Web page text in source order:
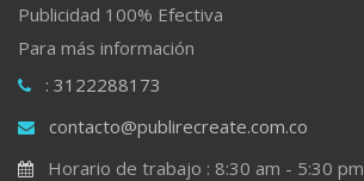
Publicidad 100% Efectiva
Para más información
: 3122288173
contacto@publirecreate.com.co
Horario de trabajo : 8:30 am - 5:30 pm